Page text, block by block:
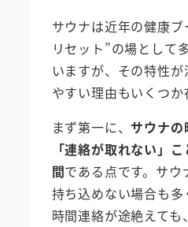
サウナは近年の健康
リセット”の場として
いますが、その特性
やすい理由もいくつか
まず第一に、 サウナ
「連絡が取れない」
間である点です。サウ
持ち込めない場合も
時間連絡が途絶えて